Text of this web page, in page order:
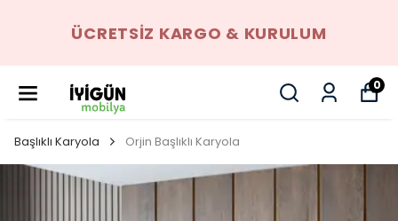
ÜCRETSIZ KARGO & KURULUM
0
Başlıklı Karyola Orjin Başlıklı Karyola